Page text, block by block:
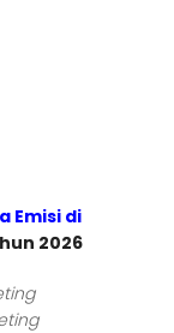
Emisi di
2026